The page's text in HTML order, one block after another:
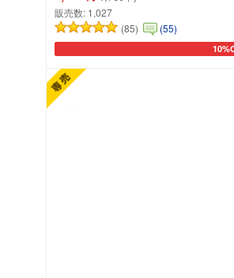
販売数: 1,027
(85)
(55)
カー